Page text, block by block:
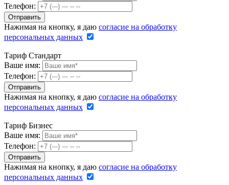
Телефон:
Нажимая на кнопку, я даю согласие на обработку
персональных данных
Тариф Стандарт
Ваше имя:
Телефон:
Нажимая на кнопку, я даю согласие на обработку
персональных данных
Тариф Бизнес
Ваше имя:
Телефон:
Нажимая на кнопку, я даю согласие на обработку
персональных данных